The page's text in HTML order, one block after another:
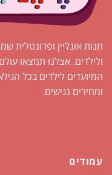
חנות אונליין ופרונטלית
ולילדים. אצלנו תמצאו
המיועדים לילדים בכל
ומחירים נגישים.
עמודים